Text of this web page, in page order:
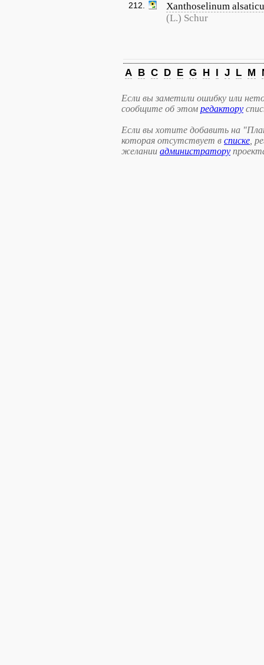
212.
Xanthoselinum
(L.) Schur
A B C D E G H I J L M
Если вы заметили ошибку или
сообщите об этом редактору
Если вы хотите добавить на
которая отсутствует в списке ,
желании администратору